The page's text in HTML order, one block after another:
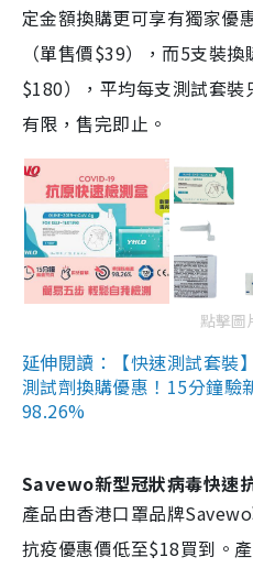
定金額換購更可享有獨家優
（單售價$39），而5支裝
$180），平均每支測試套
有限，售完即止。
點擊圖
延伸閱讀：【快速測試套裝
測試劑換購優惠！15分鐘驗
98.26%
Savewo新型冠狀病毒快速
產品由香港口罩品牌
抗疫優惠價低至$18買到。